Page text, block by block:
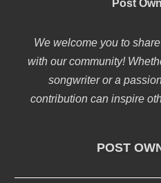
Post
We welcome you to
with our community!
songwriter or a
contribution can inspire
POST